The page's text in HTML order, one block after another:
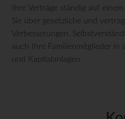
Ihre Verträge ständig auf
Sie über gesetzliche und
Verbesserungen.
auch Ihre Familienmitglieder in
und Kapitalanlagen.